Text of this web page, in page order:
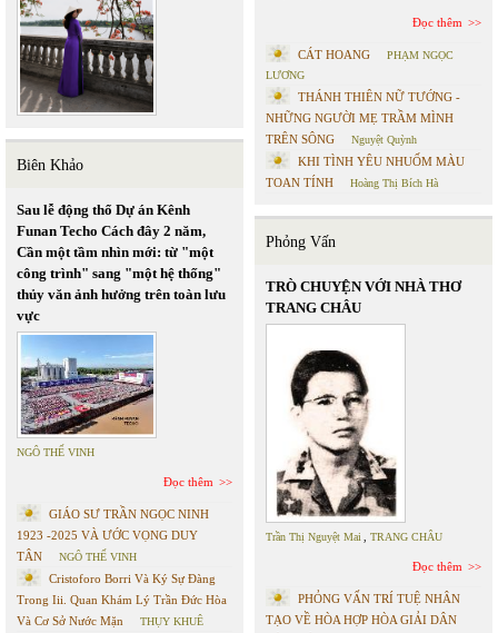
Biên Khảo
Sau lễ động thổ Dự án Kênh
Funan Techo Cách đây 2 năm,
Cần một tầm nhìn mới: từ "một
công trình" sang "một hệ thống"
thủy văn ảnh hưởng trên toàn lưu
vực
NGÔ THẾ VINH
Đọc thêm
GIÁO SƯ TRẦN NGỌC NINH
1923 -2025 VÀ ƯỚC VỌNG DUY
TÂN
NGÔ THẾ VINH
Cristoforo Borri Và Ký Sự Đàng
Trong Iii. Quan Khám Lý Trần Đức Hòa
Và Cơ Sở Nước Mặn
THỤY KHUÊ
Đọc thêm
CÁT HOANG
PHẠM NGỌC
LƯƠNG
THÁNH THIÊN NỮ TƯỚNG -
NHỮNG NGƯỜI MẸ TRẦM MÌNH
TRÊN SÔNG
Nguyệt Quỳnh
KHI TÌNH YÊU NHUỐM MÀU
TOAN TÍNH
Hoàng Thị Bích Hà
Phỏng Vấn
TRÒ CHUYỆN VỚI NHÀ THƠ
TRANG CHÂU
Trần Thị Nguyệt Mai TRANG CHÂU
Đọc thêm
PHỎNG VẤN TRÍ TUỆ NHÂN
TẠO VỀ HÒA HỢP HÒA GIẢI DÂN